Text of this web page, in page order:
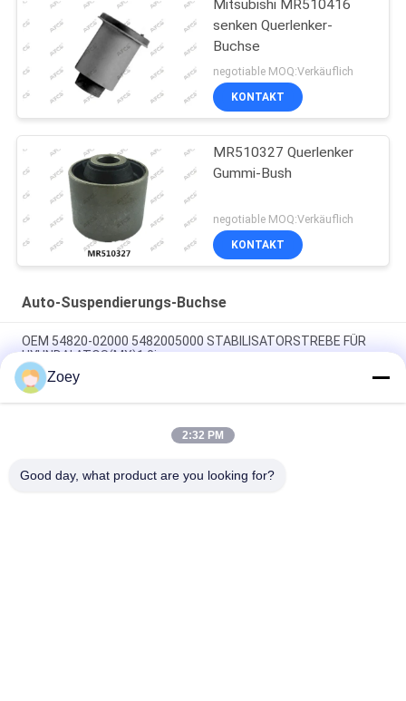
Mitsubishi MR510416
senken Querlenker-
Buchse
negotiable MOQ:Verkäuflich
KONTAKT
MR510327 Querlenker
Gummi-Bush
negotiable MOQ:Verkäuflich
KONTAKT
Auto-Suspendierungs-Buchse
OEM 54820-02000 5482005000 STABILISATORSTREBE FÜR
HYUNDAI ATOS(MX)1.0i
OEM FL3Z3084B FL3Z3085B FL343A188A ARM BUSH für den
Ford F-150 erweitert
OEM FL3Z3050B FL3Z-3050-C KUGELGELENK FÜR FORD F-150 /
Zoey
2:32 PM
Good day, what product are you looking for?